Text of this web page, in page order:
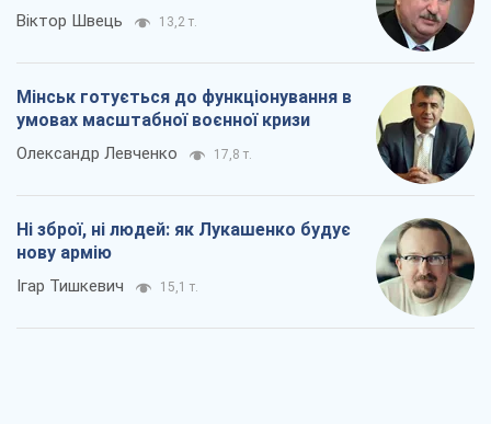
Віктор Швець 13,2 т.
Мінськ готується до функціонування в
умовах масштабної воєнної кризи
Олександр Левченко 17,8 т.
Ні зброї, ні людей: як Лукашенко будує
нову армію
Ігар Тишкевич 15,1 т.